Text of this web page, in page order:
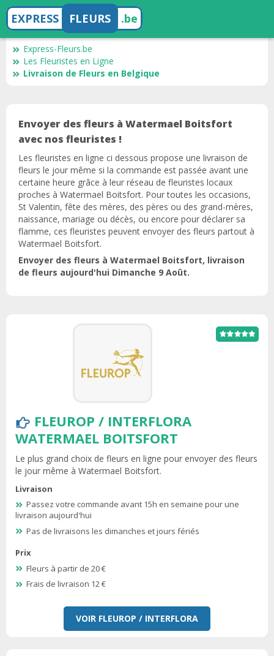
EXPRESS FLEURS .be
Express-Fleurs.be
Les Fleuristes en Ligne
Livraison de Fleurs en Belgique
Envoyer des fleurs à Watermael Boitsfort
avec nos fleuristes !
Les fleuristes en ligne ci dessous propose une livraison de
fleurs le jour même si la commande est passée avant une
certaine heure grâce à leur réseau de fleuristes locaux
proches à Watermael Boitsfort. Pour toutes les occasions,
St Valentin, fête des mères, des pères ou des grand-mères,
naissance, mariage ou décès, ou encore pour déclarer sa
flamme, ces fleuristes peuvent envoyer des fleurs partout à
Watermael Boitsfort.
Envoyer des fleurs à Watermael Boitsfort, livraison
de fleurs aujourd'hui Dimanche 9 Août.
FLEUROP / INTERFLORA
WATERMAEL BOITSFORT
Le plus grand choix de fleurs en ligne pour envoyer des fleurs
le jour même à Watermael Boitsfort.
Livraison
Passez votre commande avant 15h en semaine pour une
livraison aujourd'hui
Pas de livraisons les dimanches et jours fériés
Prix
Fleurs à partir de 20 €
Frais de livraison 12 €
VOIR FLEUROP / INTERFLORA